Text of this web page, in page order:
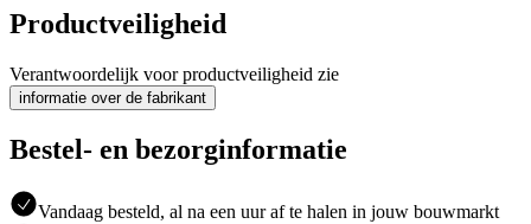
Productveiligheid
Verantwoordelijk voor productveiligheid zie
informatie over de fabrikant
Bestel- en bezorginformatie
Vandaag besteld, al na een uur af te halen in jouw bouwmarkt